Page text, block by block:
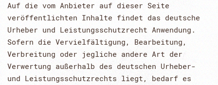
Auf die vom Anbieter auf dieser Seite
veröffentlichten Inhalte findet das deutsche
Urheber und Leistungsschutzrecht Anwendung.
Sofern die Vervielfältigung, Bearbeitung,
Verbreitung oder jegliche andere Art der
Verwertung außerhalb des deutschen Urheber-
und Leistungsschutzrechts liegt, bedarf es